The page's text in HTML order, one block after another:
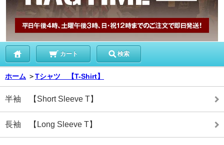
カート 検索
ホーム ＞Tシャツ 【T-Shirt】
半袖 【Short Sleeve T】
長袖 【Long Sleeve T】